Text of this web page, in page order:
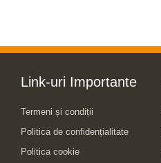
Link-uri Importante
Termeni și condiții
Politica de confidențialitate
Politica cookie